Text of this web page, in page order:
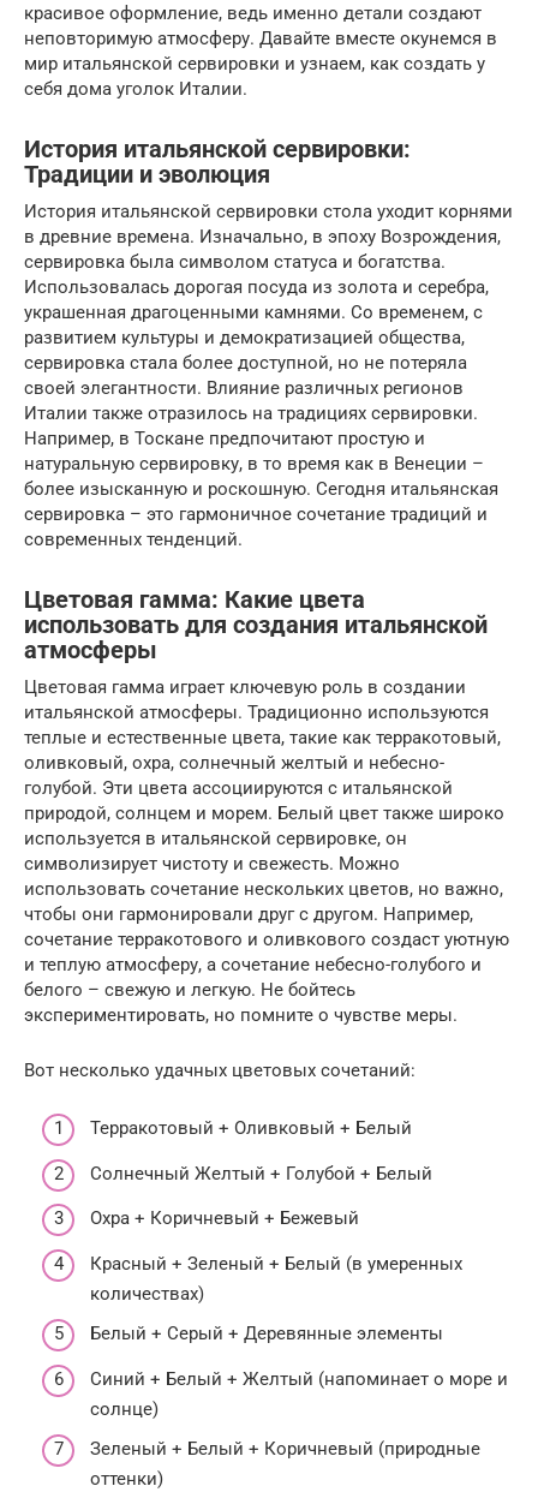
красивое оформление, ведь именно детали создают
неповторимую атмосферу. Давайте вместе окунемся в
мир итальянской сервировки и узнаем, как создать у
себя дома уголок Италии.
История итальянской сервировки:
Традиции и эволюция
История итальянской сервировки стола уходит корнями
в древние времена. Изначально, в эпоху Возрождения,
сервировка была символом статуса и богатства.
Использовалась дорогая посуда из золота и серебра,
украшенная драгоценными камнями. Со временем, с
развитием культуры и демократизацией общества,
сервировка стала более доступной, но не потеряла
своей элегантности. Влияние различных регионов
Италии также отразилось на традициях сервировки.
Например, в Тоскане предпочитают простую и
натуральную сервировку, в то время как в Венеции –
более изысканную и роскошную. Сегодня итальянская
сервировка – это гармоничное сочетание традиций и
современных тенденций.
Цветовая гамма: Какие цвета
использовать для создания итальянской
атмосферы
Цветовая гамма играет ключевую роль в создании
итальянской атмосферы. Традиционно используются
теплые и естественные цвета, такие как терракотовый,
оливковый, охра, солнечный желтый и небесно-
голубой. Эти цвета ассоциируются с итальянской
природой, солнцем и морем. Белый цвет также широко
используется в итальянской сервировке, он
символизирует чистоту и свежесть. Можно
использовать сочетание нескольких цветов, но важно,
чтобы они гармонировали друг с другом. Например,
сочетание терракотового и оливкового создаст уютную
и теплую атмосферу, а сочетание небесно-голубого и
белого – свежую и легкую. Не бойтесь
экспериментировать, но помните о чувстве меры.
Вот несколько удачных цветовых сочетаний:
Терракотовый + Оливковый + Белый
Солнечный Желтый + Голубой + Белый
Охра + Коричневый + Бежевый
Красный + Зеленый + Белый (в умеренных
количествах)
Белый + Серый + Деревянные элементы
Синий + Белый + Желтый (напоминает о море и
солнце)
Зеленый + Белый + Коричневый (природные
оттенки)